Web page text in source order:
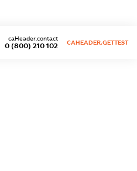
0 (800) 210 102
caHeader.contact
CAHEADER.GETTEST